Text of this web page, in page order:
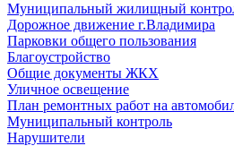
Муниципальный жилищный
Дорожное движение г.Владимира
Парковки общего пользования
Благоустройство
Общие документы ЖКХ
Уличное освещение
План ремонтных работ на
Муниципальный контроль
Нарушители